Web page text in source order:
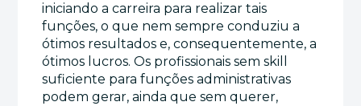
iniciando a carreira para realizar tais
funções, o que nem sempre conduziu a
ótimos resultados e, consequentemente, a
ótimos lucros. Os profissionais sem skill
suficiente para funções administrativas
podem gerar, ainda que sem querer,